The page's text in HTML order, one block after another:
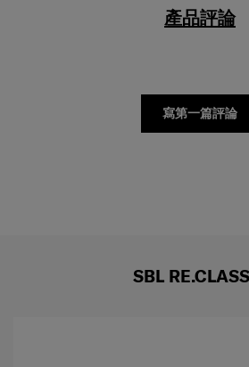
寫第一篇評論